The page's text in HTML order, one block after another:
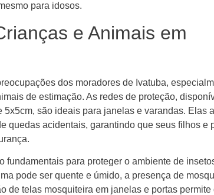
para idosos.
e Animais em
dos moradores de Ivatuba,
de estimação. As redes de proteção,
5x5cm, são ideais para janelas e varandas. Elas
quedas acidentais, garantindo que seus filhos e
fundamentais para proteger o ambiente de
pode ser quente e úmido, a presença de
de telas mosquiteira em janelas e portas permite